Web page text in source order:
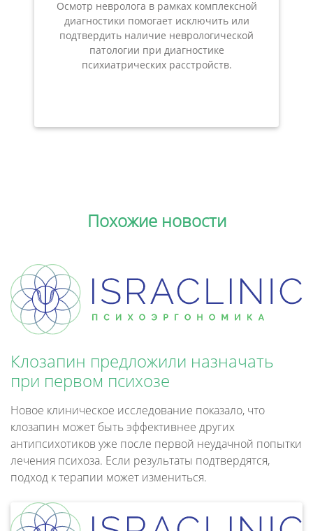
Осмотр невролога в рамках комплексной
диагностики помогает исключить или
подтвердить наличие неврологической
патологии при диагностике
психиатрических расстройств.
Похожие новости
Клозапин предложили назначать
при первом психозе
Новое клиническое исследование показало, что
клозапин может быть эффективнее других
антипсихотиков уже после первой неудачной попытки
лечения психоза. Если результаты подтвердятся,
подход к терапии может измениться.